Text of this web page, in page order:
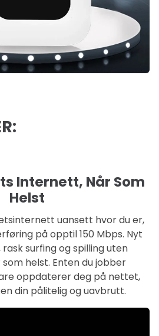
Internett, Når Som
Helst
uansett hvor du er,
på opptil 150 Mbps. Nyt
surfing og spilling uten
helst. Enten du jobber
oppdaterer deg på nettet,
din pålitelig og uavbrutt.